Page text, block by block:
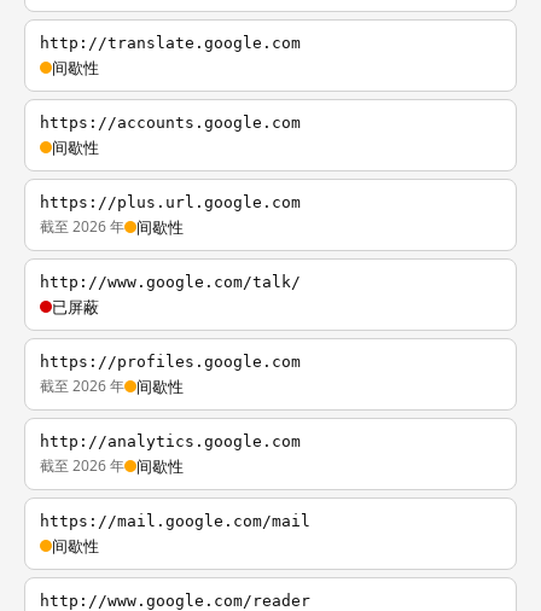
http://translate.google.com
间歇性
https://accounts.google.com
间歇性
https://plus.url.google.com
截至 2026 年 间歇性
http://www.google.com/talk/
已屏蔽
https://profiles.google.com
截至 2026 年 间歇性
http://analytics.google.com
截至 2026 年 间歇性
https://mail.google.com/mail
间歇性
http://www.google.com/reader